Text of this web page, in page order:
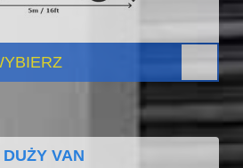
DUŻY VAN